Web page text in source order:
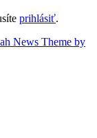
prihlásiť.
News Theme by